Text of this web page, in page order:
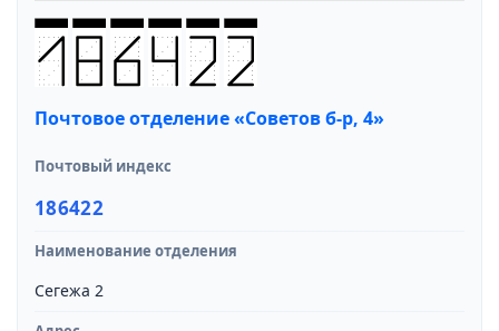
Почтовое отделение «Советов б-р, 4»
Почтовый индекс
186422
Наименование отделения
Сегежа 2